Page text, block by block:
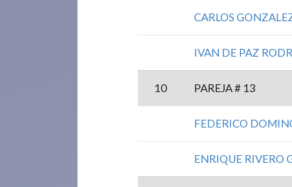
CARLOS
IVAN DE PAZ
10 PAREJA # 13
FEDERICO
ENRIQUE RIVERO